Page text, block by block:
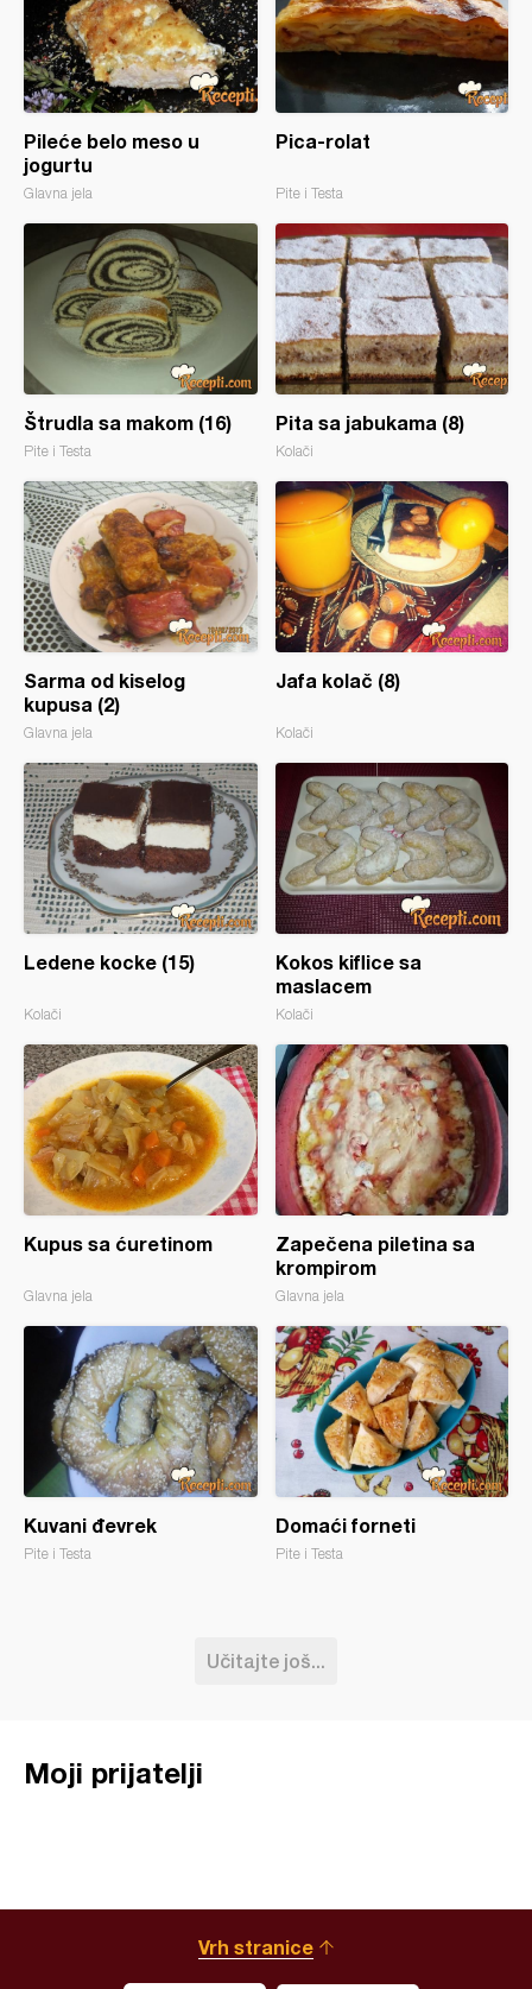
Pileće belo meso u
jogurtu
Glavna jela
Pica-rolat
Pite i Testa
Štrudla sa makom (16)
Pite i Testa
Pita sa jabukama (8)
Kolači
Sarma od kiselog
kupusa (2)
Glavna jela
Jafa kolač (8)
Kolači
Ledene kocke (15)
Kolači
Kokos kiflice sa
maslacem
Kolači
Kupus sa ćuretinom
Glavna jela
Zapečena piletina sa
krompirom
Glavna jela
Kuvani đevrek
Pite i Testa
Domaći forneti
Pite i Testa
Učitajte još...
Moji prijatelji
Vrh stranice